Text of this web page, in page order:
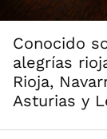
Conocido
alegrías
Rioja,
Asturias y